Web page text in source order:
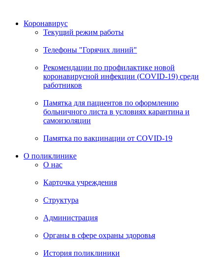
Коронавирус
Текущий режим работы
Телефоны "Горячих линий"
Рекомендации по профилактике новой
коронавирусной инфекции (COVID-19) среди
работников
Памятка для пациентов по оформлению
больничного листа в условиях карантина и
самоизоляции
Памятка по вакцинации от COVID-19
О поликлинике
О нас
Карточка учреждения
Структура
Администрация
Органы в сфере охраны здоровья
История поликлиники